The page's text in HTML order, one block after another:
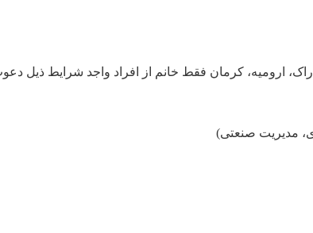
ارومیه، کرمان فقط خانم از افراد واجد شرایط ذیل
مدیریت صنعتی)